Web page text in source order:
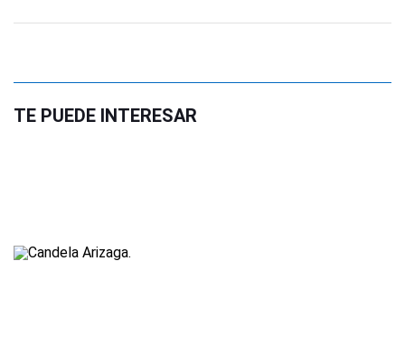
TE PUEDE INTERESAR